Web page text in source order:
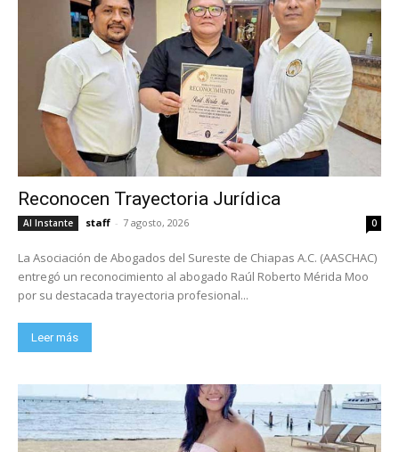
Reconocen Trayectoria Jurídica
Al Instante staff - 7 agosto, 2026 0
La Asociación de Abogados del Sureste de Chiapas A.C. (AASCHAC)
entregó un reconocimiento al abogado Raúl Roberto Mérida Moo
por su destacada trayectoria profesional...
Leer más